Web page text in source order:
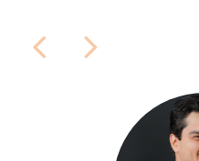
Ir
parapara